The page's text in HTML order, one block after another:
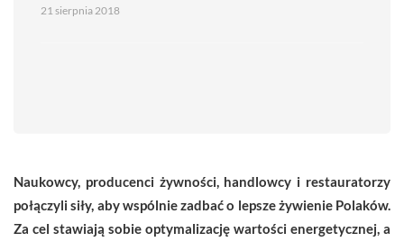
21 sierpnia 2018
Naukowcy, producenci żywności, handlowcy i restauratorzy
połączyli siły, aby wspólnie zadbać o lepsze żywienie Polaków.
Za cel stawiają sobie optymalizację wartości energetycznej, a